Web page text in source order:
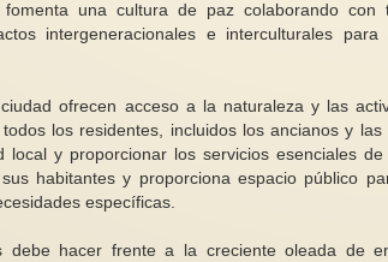
fomenta una cultura de paz colaborando
intergeneracionales e interculturales
ofrecen acceso a la naturaleza y las
los residentes, incluidos los ancianos y
local y proporcionar los servicios esenciales
habitantes y proporciona espacio público
específicas.
debe hacer frente a la creciente oleada de
parte de la